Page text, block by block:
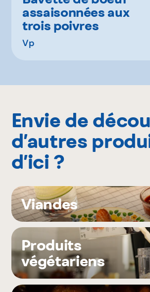
assaisonnées aux
trois poivres
Vp
Envie de
d’autres
d’ici ?
Viandes
Produits
végétariens